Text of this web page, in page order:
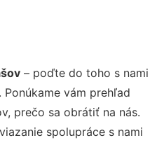
– poďte do toho s nami
vám prehľad
prečo sa obrátiť na nás.
spolupráce s nami